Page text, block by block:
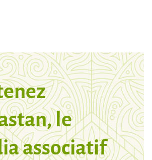
le
associatif